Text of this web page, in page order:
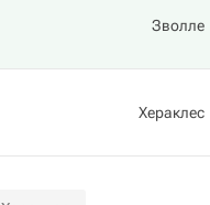
Зволле
Хераклес